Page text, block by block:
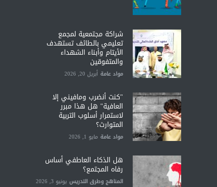
شراكة مجتمعية لمجمع
تعليمي بالطائف تستهدف
الأيتام وأبناء الشهداء
والمتفوقين
مواد عامة أبريل 20, 2026
"كنت أنضرب ومافيني إلا
العافية" هل هذا مبرر
لاستمرار أسلوب التربية
المتوارث؟
مواد عامة مايو 1, 2026
هل الذكاء العاطفي أساس
رفاه المجتمع؟
المناهج وطرق التدريس يونيو 3, 2026